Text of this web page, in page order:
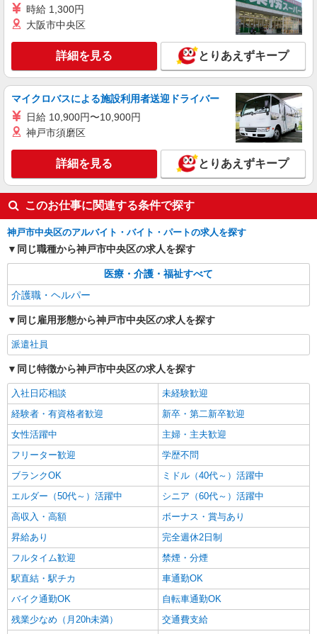
派遣社員
高齢者向け住宅staff
時給1450円 ◆前払い・日払い・週払いOK
兵庫県神戸市中央区
キープ 詳細を見る
時給 1,300円
大阪市中央区
詳細を見る とりあえずキープ
マイクロバスによる施設利用者送迎ドライバー
日給 10,900円〜10,900円
神戸市須磨区
詳細を見る とりあえずキープ
このお仕事に関連する条件で探す
神戸市中央区のアルバイト・バイト・パートの求人を探す
同じ職種から神戸市中央区の求人を探す
医療・介護・福祉すべて
介護職・ヘルパー
同じ雇用形態から神戸市中央区の求人を探す
派遣社員
同じ特徴から神戸市中央区の求人を探す
入社日応相談
未経験歓迎
経験者・有資格者歓迎
新卒・第二新卒歓迎
女性活躍中
主婦・主夫歓迎
フリーター歓迎
学歴不問
ブランクOK
ミドル（40代～）活躍中
エルダー（50代～）活躍中
シニア（60代～）活躍中
高収入・高額
ボーナス・賞与あり
昇給あり
完全週休2日制
フルタイム歓迎
禁煙・分煙
駅直結・駅チカ
車通勤OK
バイク通勤OK
自転車通勤OK
残業少なめ（月20h未満）
交通費支給